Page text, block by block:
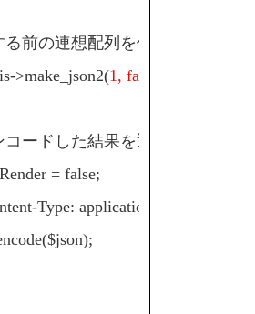
前の連想配列を作成
>make_json2(1, false, $ymd
ードした結果を返す
= false;
Type: application/json");